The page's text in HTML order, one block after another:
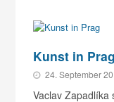
Kunst in Prag
24. September
Vaclav Zapadlíka